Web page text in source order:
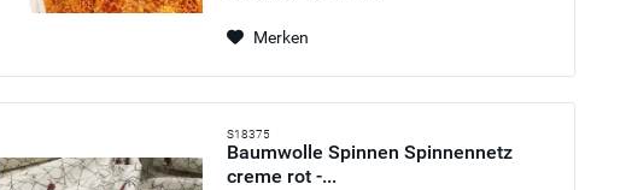
Merken
S18375
Baumwolle Spinnen Spinnennetz
creme rot -...